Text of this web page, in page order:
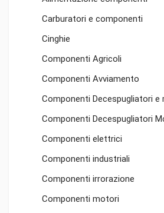
Carburatori e componenti
Cinghie
Componenti Agricoli
Componenti Avviamento
Componenti Decespugliatori e
Componenti Decespugliatori
Componenti elettrici
Componenti industriali
Componenti irrorazione
Componenti motori